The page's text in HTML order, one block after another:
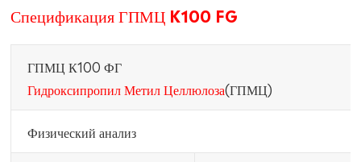
Спецификация ГПМЦ K100 FG
ГПМЦ К100 ФГ
Гидроксипропил Метил Целлюлоза(ГПМЦ)
Физический анализ